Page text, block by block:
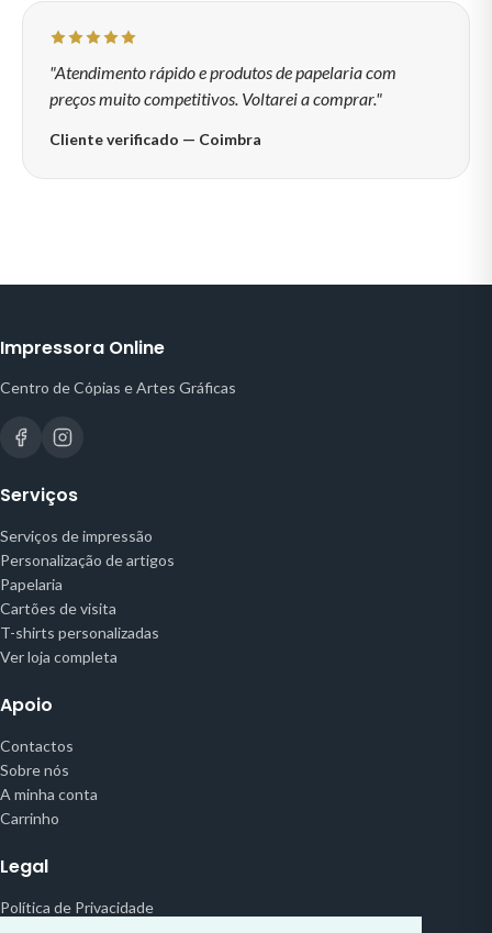
"Atendimento rápido e produtos de papelaria com
preços muito competitivos. Voltarei a comprar."
Cliente verificado — Coimbra
Impressora Online
Centro de Cópias e Artes Gráficas
Serviços
Serviços de impressão
Personalização de artigos
Papelaria
Cartões de visita
T-shirts personalizadas
Ver loja completa
Apoio
Contactos
Sobre nós
A minha conta
Carrinho
Legal
Política de Privacidade